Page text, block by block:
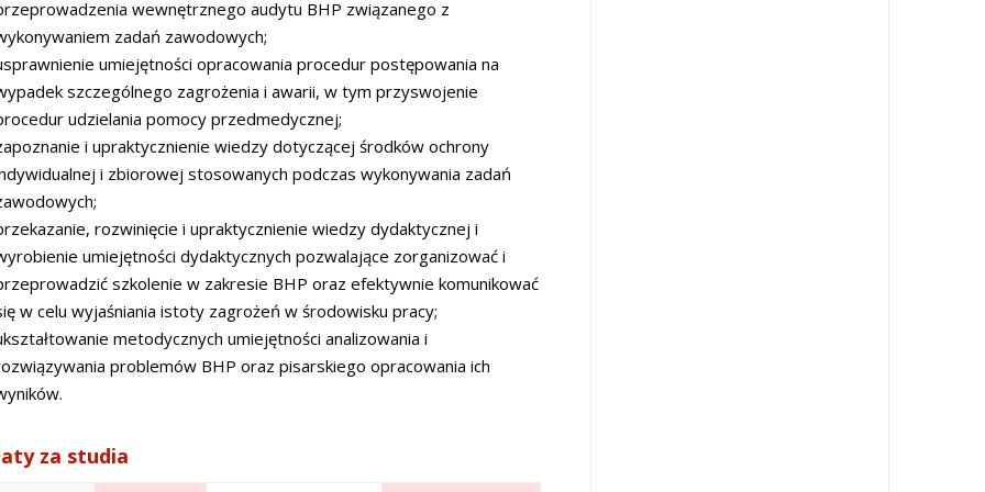
wewnętrznego audytu BHP związanego z
zadań zawodowych;
umiejętności opracowania procedur postępowania na
szczególnego zagrożenia i awarii, w tym przyswojenie
udzielania pomocy przedmedycznej;
i upraktycznienie wiedzy dotyczącej środków ochrony
i zbiorowej stosowanych podczas wykonywania zadań
rozwinięcie i upraktycznienie wiedzy dydaktycznej i
umiejętności dydaktycznych pozwalające zorganizować i
szkolenie w zakresie BHP oraz efektywnie komunikować
w celu wyjaśniania istoty zagrożeń w środowisku pracy;
metodycznych umiejętności analizowania i
problemów BHP oraz pisarskiego opracowania ich
za studia